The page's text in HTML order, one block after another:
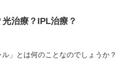
治療？IPL治療？
」とは何のことなのでしょうか？